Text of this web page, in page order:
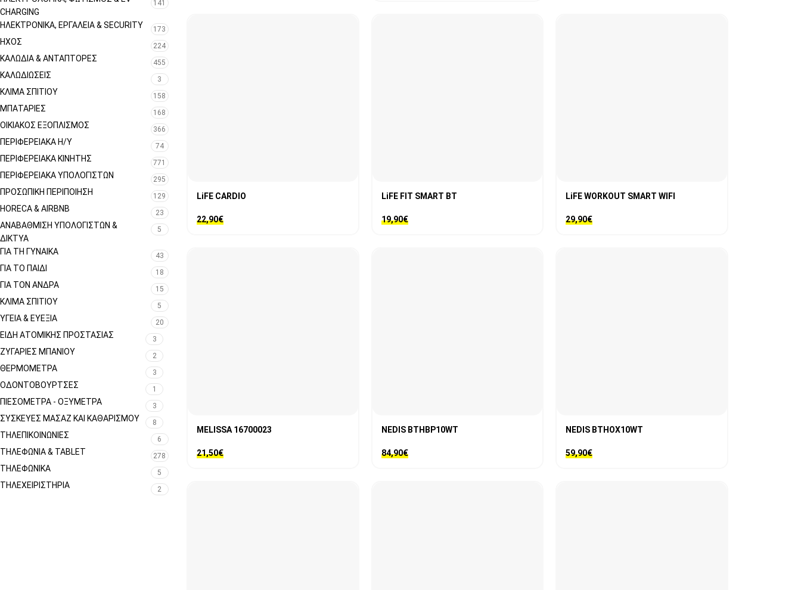
CHARGING
141
ΗΛΕΚΤΡΟΝΙΚΆ, ΕΡΓΑΛΕΊΑ & SECURITY 173
ΉΧΟΣ 224
ΚΑΛΏΔΙΑ & ΑΝΤΆΠΤΟΡΕΣ 455
ΚΑΛΩΔΙΏΣΕΙΣ 3
ΚΛΊΜΑ ΣΠΙΤΙΟΎ 158
ΜΠΑΤΑΡΊΕΣ 168
ΟΙΚΙΑΚΌΣ ΕΞΟΠΛΙΣΜΌΣ 366
ΠΕΡΙΦΕΡΕΙΑΚΑ Η/Υ 74
ΠΕΡΙΦΕΡΕΙΑΚΑ ΚΙΝΗΤΗΣ 771
ΠΕΡΙΦΕΡΕΙΑΚΆ ΥΠΟΛΟΓΙΣΤΏΝ 295
ΠΡΟΣΩΠΙΚΉ ΠΕΡΙΠΟΊΗΣΗ 129
HORECA & AIRBNB 23
ΑΝΑΒΆΘΜΙΣΗ ΥΠΟΛΟΓΙΣΤΏΝ &
ΔΊΚΤΥΑ
5
ΓΙΑ ΤΗ ΓΥΝΑΊΚΑ 43
ΓΙΑ ΤΟ ΠΑΙΔΊ 18
ΓΙΑ ΤΟΝ ΆΝΔΡΑ 15
ΚΛΊΜΑ ΣΠΙΤΙΟΎ 5
ΥΓΕΊΑ & ΕΥΕΞΊΑ 20
ΕΊΔΗ ΑΤΟΜΙΚΉΣ ΠΡΟΣΤΑΣΊΑΣ 3
ΖΥΓΑΡΙΈΣ ΜΠΆΝΙΟΥ 2
ΘΕΡΜΌΜΕΤΡΑ 3
ΟΔΟΝΤΌΒΟΥΡΤΣΕΣ 1
ΠΙΕΣΌΜΕΤΡΑ - ΟΞΎΜΕΤΡΑ 3
ΣΥΣΚΕΥΈΣ ΜΑΣΆΖ ΚΑΙ ΚΑΘΑΡΙΣΜΟΎ 8
ΤΗΛΕΠΙΚΟΙΝΩΝΊΕΣ 6
ΤΗΛΕΦΩΝΊΑ & TABLET 278
ΤΗΛΕΦΩΝΙΚΑ 5
ΤΗΛΕΧΕΙΡΙΣΤΉΡΙΑ 2
LiFE CARDIO
22,90€
LiFE FIT SMART BT
19,90€
LiFE WORKOUT SMART WIFI
29,90€
MELISSA 16700023
21,50€
NEDIS BTHBP10WT
84,90€
NEDIS BTHOX10WT
59,90€